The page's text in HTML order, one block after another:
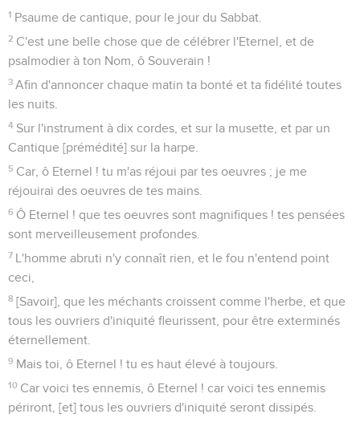
1 Psaume de cantique, pour le jour du Sabbat.
2 C'est une belle chose que de célébrer l'Eternel, et de
psalmodier à ton Nom, ô Souverain !
3 Afin d'annoncer chaque matin ta bonté et ta fidélité toutes
les nuits.
4 Sur l'instrument à dix cordes, et sur la musette, et par un
Cantique [prémédité] sur la harpe.
5 Car, ô Eternel ! tu m'as réjoui par tes oeuvres ; je me
réjouirai des oeuvres de tes mains.
6 Ô Eternel ! que tes oeuvres sont magnifiques ! tes pensées
sont merveilleusement profondes.
7 L'homme abruti n'y connaît rien, et le fou n'entend point
ceci,
8 [Savoir], que les méchants croissent comme l'herbe, et que
tous les ouvriers d'iniquité fleurissent, pour être exterminés
éternellement.
9 Mais toi, ô Eternel ! tu es haut élevé à toujours.
10 Car voici tes ennemis, ô Eternel ! car voici tes ennemis
périront, [et] tous les ouvriers d'iniquité seront dissipés.